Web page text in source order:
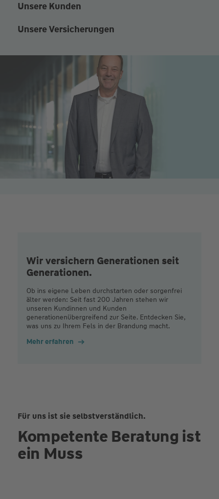
Unsere Kunden
Unsere Versicherungen
Wir versichern Generationen seit
Generationen.
Ob ins eigene Leben durchstarten oder sorgenfrei
älter werden: Seit fast 200 Jahren stehen wir
unseren Kundinnen und Kunden
generationenübergreifend zur Seite. Entdecken Sie,
was uns zu Ihrem Fels in der Brandung macht.
Mehr erfahren
Für uns ist sie selbstverständlich.
Kompetente Beratung ist
ein Muss